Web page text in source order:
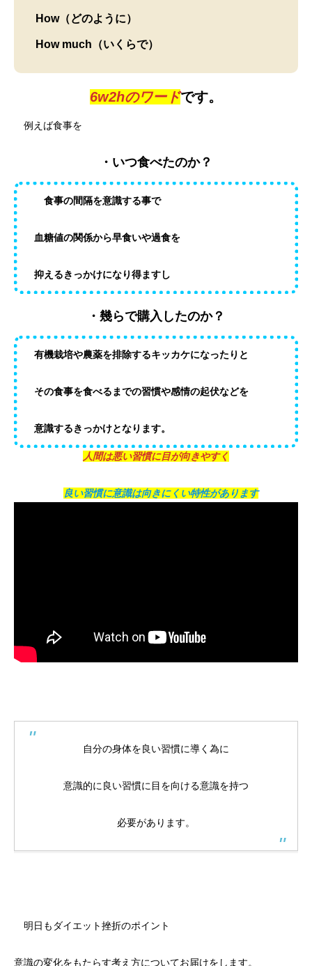
How（どのように）
How much（いくらで）
6w2hのワードです。
例えば食事を
・いつ食べたのか？
食事の間隔を意識する事で
血糖値の関係から早食いや過食を
抑えるきっかけになり得ますし
・幾らで購入したのか？
有機栽培や農薬を排除するキッカケになったりと
その食事を食べるまでの習慣や感情の起伏などを
意識するきっかけとなります。
人間は悪い習慣に目が向きやすく
良い習慣に意識は向きにくい特性があります
自分の身体を良い習慣に導く為に
意識的に良い習慣に目を向ける意識を持つ
必要があります。
明日もダイエット挫折のポイント
意識の変化をもたらす考え方についてお届けをします。